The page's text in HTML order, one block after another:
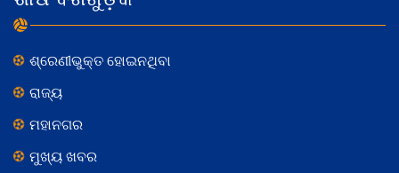
ଶ୍ରେଣୀଭୁକ୍ତ ହୋଇନଥିବା
ରାଜ୍ୟ
ମହାନଗର
ମୁଖ୍ୟ ଖବର